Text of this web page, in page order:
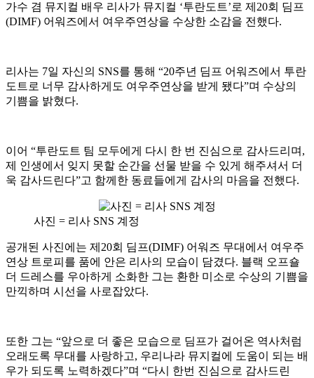
가수 겸 뮤지컬 배우 리사가 뮤지컬 ‘투란도트’로 제20회 딤프
(DIMF) 어워즈에서 여우주연상을 수상한 소감을 전했다.
리사는 7일 자신의 SNS를 통해 “20주년 딤프 어워즈에서 투란
도트로 너무 감사하게도 여우주연상을 받게 됐다”며 수상의
기쁨을 밝혔다.
이어 “투란도트 팀 모두에게 다시 한 번 진심으로 감사드리며,
제 인생에서 잊지 못할 순간을 선물 받을 수 있게 해주셔서 더
욱 감사드린다”고 함께한 동료들에게 감사의 마음을 전했다.
사진 = 리사 SNS 계정
공개된 사진에는 제20회 딤프(DIMF) 어워즈 무대에서 여우주
연상 트로피를 품에 안은 리사의 모습이 담겼다. 블랙 오프숄
더 드레스를 우아하게 소화한 그는 환한 미소로 수상의 기쁨을
만끽하며 시선을 사로잡았다.
또한 그는 “앞으로 더 좋은 모습으로 딤프가 걸어온 역사처럼
오래도록 무대를 사랑하고, 우리나라 뮤지컬에 도움이 되는 배
우가 되도록 노력하겠다”며 “다시 한번 진심으로 감사드린